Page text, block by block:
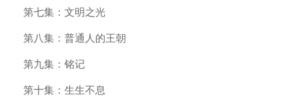
第七集：文明之光
第八集：普通人的王朝
第九集：铭记
第十集：生生不息